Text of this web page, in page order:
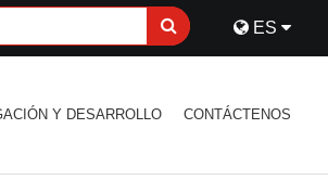
ES
Y DESARROLLO CONTÁCTENOS